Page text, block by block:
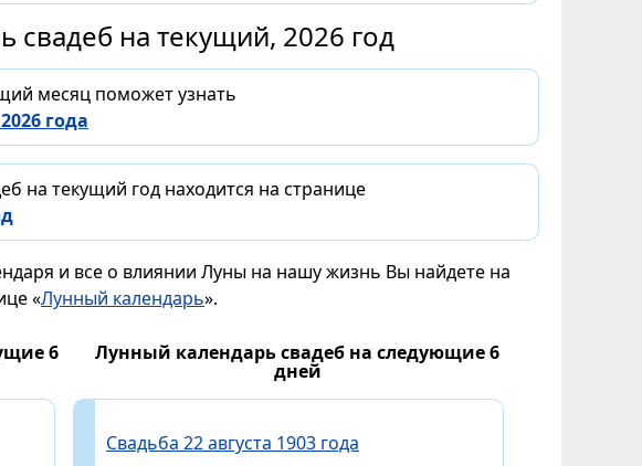
свадеб на текущий, 2026 год
месяц поможет узнать
года
на текущий год находится на странице
и все о влиянии Луны на нашу жизнь Вы найдете на
«Лунный календарь».
6 Лунный календарь свадеб на следующие 6
дней
Свадьба 22 августа 1903 года